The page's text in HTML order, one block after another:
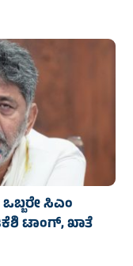
ಸಿಎಂ
ಟಾಂಗ್, ಖಾತೆ